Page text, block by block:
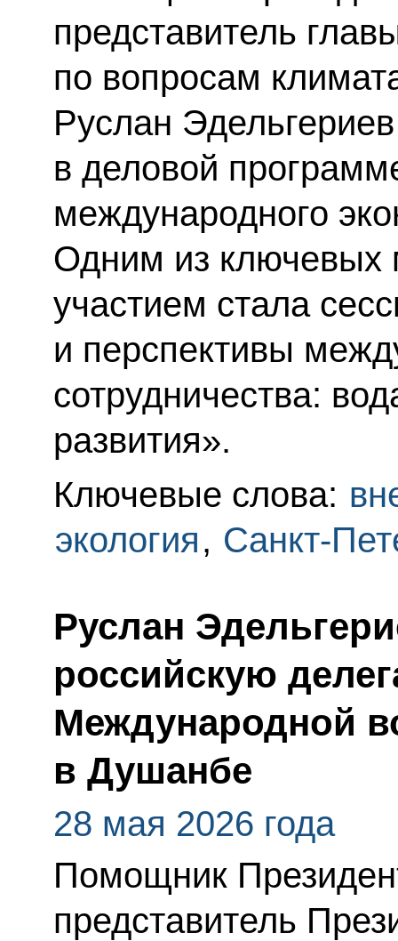
представитель
по вопросам
Руслан
в деловой
международного
Одним из ключевых
участием стала
и перспективы
сотрудничества:
развития».
Ключевые слова:
экология, Санкт-
Руслан
российскую
Международной
в Душанбе
28 мая 2026 года
Помощник
представитель